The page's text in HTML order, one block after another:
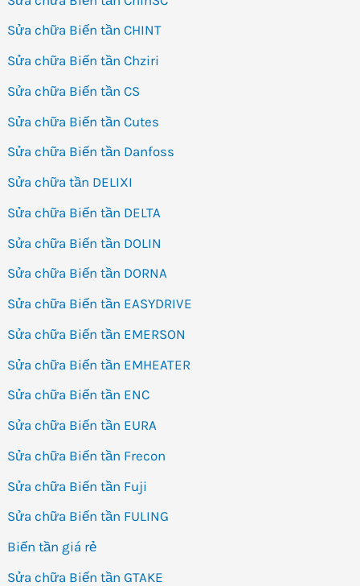
Sửa chữa Biến tần CHINT
Sửa chữa Biến tần Chziri
Sửa chữa Biến tần CS
Sửa chữa Biến tần Cutes
Sửa chữa Biến tần Danfoss
Sửa chữa tần DELIXI
Sửa chữa Biến tần DELTA
Sửa chữa Biến tần DOLIN
Sửa chữa Biến tần DORNA
Sửa chữa Biến tần EASYDRIVE
Sửa chữa Biến tần EMERSON
Sửa chữa Biến tần EMHEATER
Sửa chữa Biến tần ENC
Sửa chữa Biến tần EURA
Sửa chữa Biến tần Frecon
Sửa chữa Biến tần Fuji
Sửa chữa Biến tần FULING
Biến tần giá rẻ
Sửa chữa Biến tần GTAKE